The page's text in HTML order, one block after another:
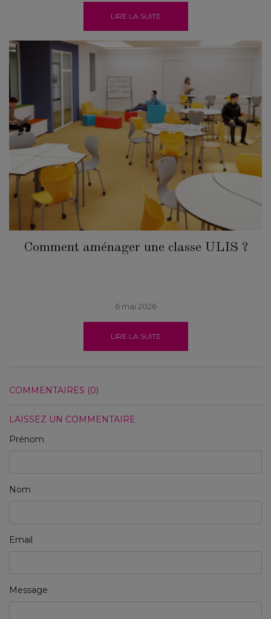
LIRE LA SUITE
Comment aménager une classe ULIS ?
6 mai 2026
LIRE LA SUITE
COMMENTAIRES (0)
LAISSEZ UN COMMENTAIRE
Prénom
Nom
Email
Message